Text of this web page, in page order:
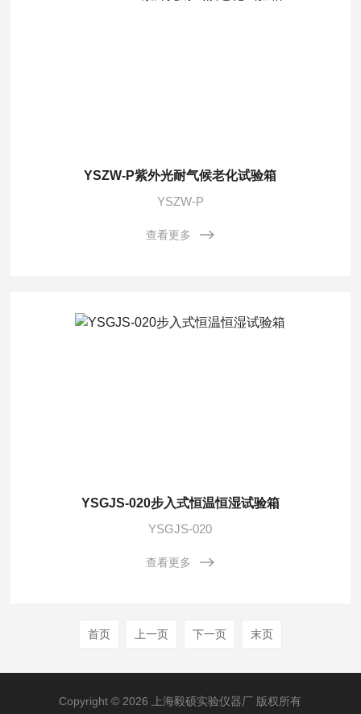
YSZW-P紫外光耐气候老化试验箱
YSZW-P
查看更多
YSGJS-020步入式恒温恒湿试验箱
YSGJS-020
查看更多
首页 上一页 下一页 末页
Copyright © 2026 上海毅硕实验仪器厂 版权所有